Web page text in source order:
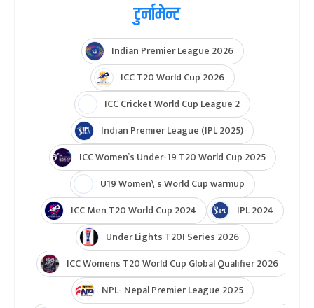
टुर्नामेन्ट
Indian Premier League 2026
ICC T20 World Cup 2026
ICC Cricket World Cup League 2
Indian Premier League (IPL 2025)
ICC Women’s Under-19 T20 World Cup 2025
U19 Women\'s World Cup warmup
ICC Men T20 World Cup 2024
IPL 2024
Under Lights T20I Series 2026
ICC Womens T20 World Cup Global Qualifier 2026
NPL- Nepal Premier League 2025